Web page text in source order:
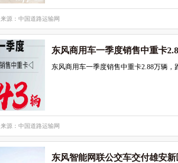
来源：中国道路运输网
东风商用车一季度销售中重卡
东风商用车一季度销售中重卡2.88万辆，
来源：中国道路运输网
东风智能网联公交车交付雄安新